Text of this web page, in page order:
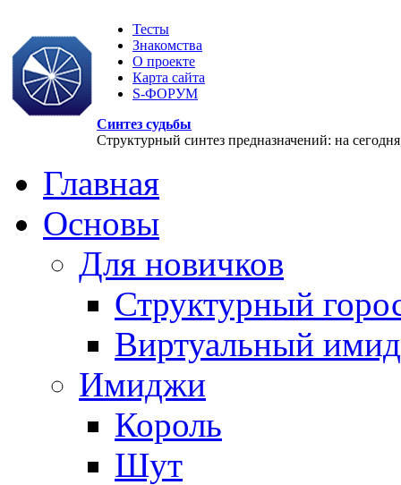
Тесты
Знакомства
О проекте
Карта сайта
S-ФОРУМ
Синтез судьбы
Структурный синтез предназначений: на
Главная
Основы
Для новичков
Структурный
Виртуальный
Имиджи
Король
Шут